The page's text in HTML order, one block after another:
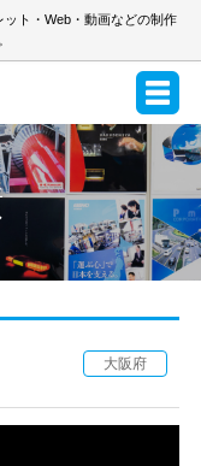
ト・Web・動画などの制作
大阪府